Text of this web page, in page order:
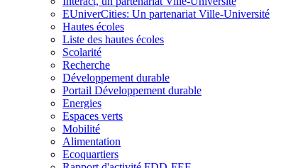
EUniverCities: Un partenariat Ville-Université
Hautes écoles
Liste des hautes écoles
Scolarité
Recherche
Développement durable
Portail Développement durable
Energies
Espaces verts
Mobilité
Alimentation
Ecoquartiers